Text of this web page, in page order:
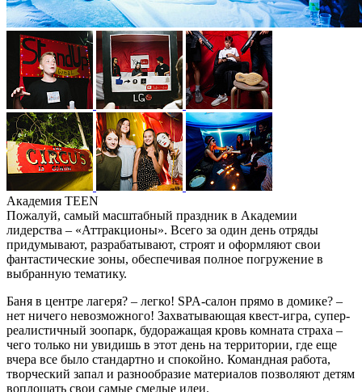
Академия TEEN
Пожалуй, самый масштабный праздник в Академии
лидерства – «Аттракционы». Всего за один день отряды
придумывают, разрабатывают, строят и оформляют свои
фантастические зоны, обеспечивая полное погружение в
выбранную тематику.
Баня в центре лагеря? – легко! SPA-салон прямо в домике? –
нет ничего невозможного! Захватывающая квест-игра, супер-
реалистичный зоопарк, будоражащая кровь комната страха –
чего только ни увидишь в этот день на территории, где еще
вчера все было стандартно и спокойно. Командная работа,
творческий запал и разнообразие материалов позволяют детям
воплощать свои самые смелые идеи.